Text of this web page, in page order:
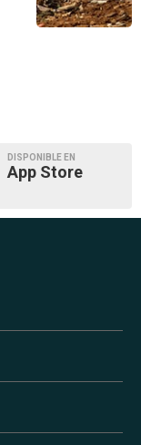
DISPONIBLE EN
App Store